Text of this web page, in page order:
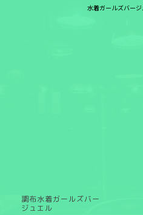
水着ガールズバー
調布水着ガールズバー
ジュエル